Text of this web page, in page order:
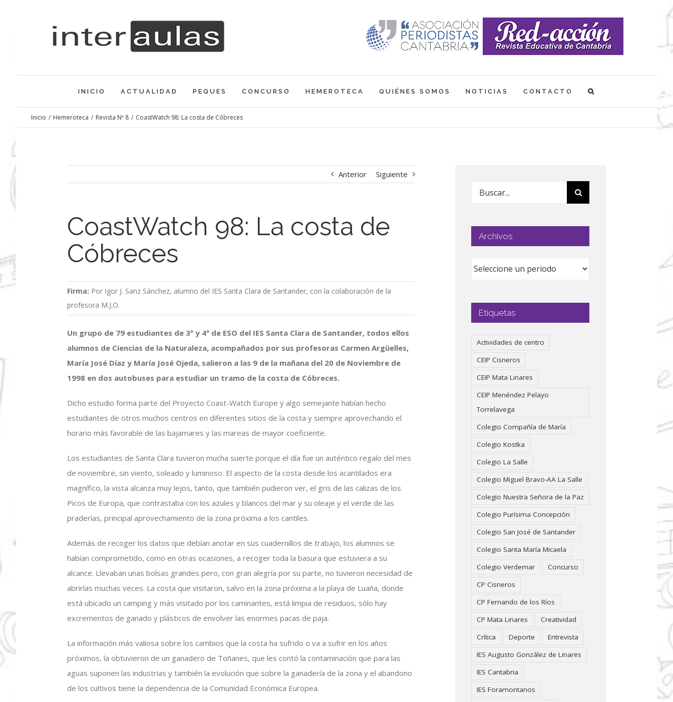
INICIO ACTUALIDAD PEQUES CONCURSO HEMEROTECA QUIÉNES SOMOS NOTICIAS CONTACTO
Inicio / Hemeroteca / Revista Nº 8 / CoastWatch 98: La costa de Cóbreces
Anterior Siguiente
CoastWatch 98: La costa de
Cóbreces
Firma: Por Igor J. Sanz Sánchez, alumno del IES Santa Clara de Santander, con la colaboración de la
profesora M.J.O.
Un grupo de 79 estudiantes de 3º y 4º de ESO del IES Santa Clara de Santander, todos ellos
alumnos de Ciencias de la Naturaleza, acompañados por sus profesoras Carmen Argüelles,
María José Díaz y María José Ojeda, salieron a las 9 de la mañana del 20 de Noviembre de
1998 en dos autobuses para estudiar un tramo de la costa de Cóbreces.
Dicho estudio forma parte del Proyecto Coast-Watch Europe y algo semejante habían hecho
estudiantes de otros muchos centros en diferentes sitios de la costa y siempre aprovechando el
horario más favorable de las bajamares y las mareas de mayor coeficiente.
Los estudiantes de Santa Clara tuvieron mucha suerte porque el día fue un auténtico regalo del mes
de noviembre, sin viento, soleado y luminoso. El aspecto de la costa desde los acantilados era
magnífico, la vista alcanza muy lejos, tanto, que también pudieron ver, el gris de las calizas de los
Picos de Europa, que contrastaba con los azules y blancos del mar y su oleaje y el verde de las
praderías, principal aprovechamiento de la zona próxima a los cantiles.
Además de recoger los datos que debían anotar en sus cuadernillos de trabajo, los alumnos se
habían comprometido, como en otras ocasiones, a recoger toda la basura que estuviera a su
alcance. Llevaban unas bolsas grandes pero, con gran alegría por su parte, no tuvieron necesidad de
abrirlas muchas veces. La costa que visitaron, salvo en la zona próxima a la playa de Luaña, donde
está ubicado un camping y más visitado por los caminantes, está limpia de residuos, sólo hay
excrementos de ganado y plásticos de envolver las enormes pacas de paja.
La información más valiosa sobre los cambios que la costa ha sufrido o va a sufrir en los años
próximos, la obtuvieron de un ganadero de Toñanes, que les contó la contaminación que para las
aguas suponen las industrias y también la evolución que sobre la ganadería de la zona y el abandono
de los cultivos tiene la dependencia de la Comunidad Económica Europea.
Buscar:
Archivos
Etiquetas
Actividades de centro
CEIP Cisneros
CEIP Mata Linares
CEIP Menéndez Pelayo
Torrelavega
Colegio Compañía de María
Colegio Kostka
Colegio La Salle
Colegio Miguel Bravo-AA La Salle
Colegio Nuestra Señora de la Paz
Colegio Purísima Concepción
Colegio San José de Santander
Colegio Santa María Micaela
Colegio Verdemar
Concurso
CP Cisneros
CP Fernando de los Ríos
CP Mata Linares
Creatividad
Crítica
Deporte
Entrevista
IES Augusto González de Linares
IES Cantabria
IES Foramontanos